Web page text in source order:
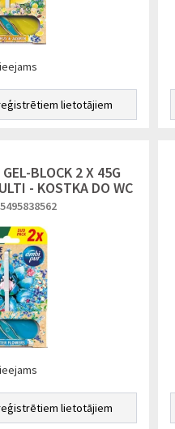
lietotājiem
BLOCK 2 X 45G
- KOSTKA DO WC
lietotājiem